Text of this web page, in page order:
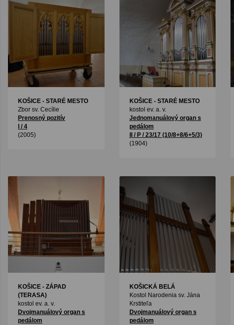
KOŠICE - STARÉ MESTO
Zbor sv. Cecílie
Prenosný pozitív
I / 4
(2005)
KOŠICE - STARÉ MESTO
kostol ev. a. v.
Jednomanuálový organ s
pedálom
II / P / 23/17 (10/8+8/6+5/3)
(1904)
KOŠICE - ZÁPAD
(TERASA)
kostol ev. a. v.
Dvojmanuálový organ s
pedálom
KOŠICKÁ BELÁ
Kostol Narodenia sv. Jána
Krstiteľa
Dvojmanuálový organ s
pedálom